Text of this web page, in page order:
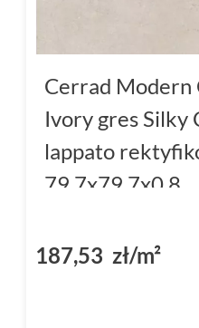
Cerrad Modern
Ivory gres Silky
lappato
79.7x79.7x0.8
187,53 zł/m²